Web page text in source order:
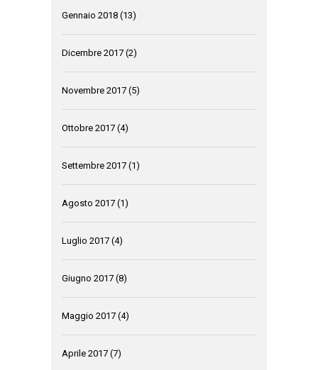
Gennaio 2018 (13)
Dicembre 2017 (2)
Novembre 2017 (5)
Ottobre 2017 (4)
Settembre 2017 (1)
Agosto 2017 (1)
Luglio 2017 (4)
Giugno 2017 (8)
Maggio 2017 (4)
Aprile 2017 (7)